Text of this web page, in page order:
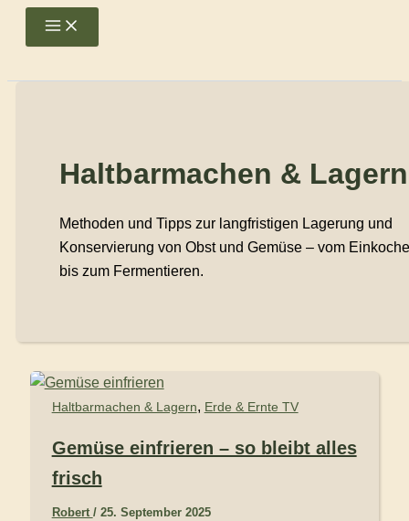
Inhalt
Main
Haltbarmachen & Lagern
Methoden und Tipps zur langfristigen Lagerung und
Konservierung von Obst und Gemüse – vom
bis zum Fermentieren.
Haltbarmachen & Lagern, Erde & Ernte TV
Gemüse einfrieren – so bleibt alles
frisch
Robert / 25. September 2025